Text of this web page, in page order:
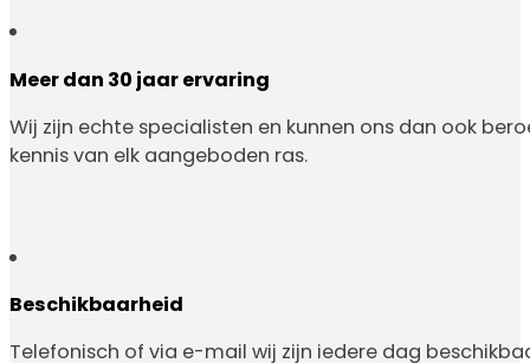
Meer dan 30 jaar ervaring
Wij zijn echte specialisten en kunnen ons dan ook
kennis van elk aangeboden ras.
Beschikbaarheid
Telefonisch of via e-mail wij zijn iedere dag